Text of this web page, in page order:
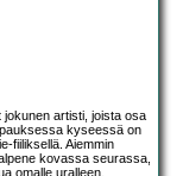
artisti, joista osa
kyseessä on
fiiliksellä. Aiemmin
kovassa seurassa,
omalle uralleen.